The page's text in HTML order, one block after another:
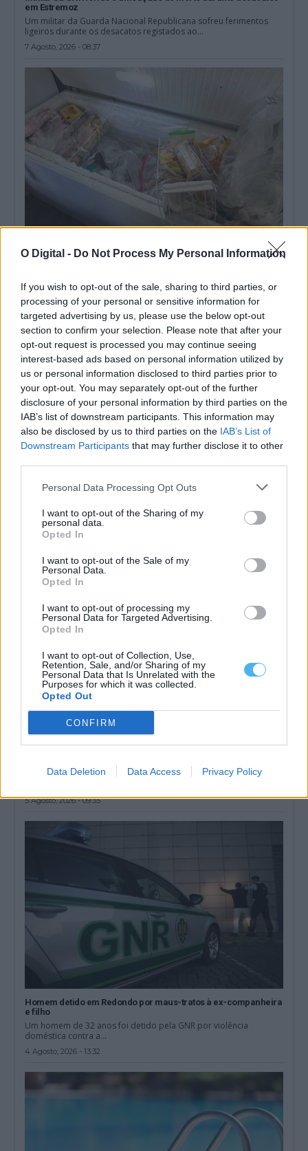
O Digital - Do Not Process My Personal Information
If you wish to opt-out of the sale, sharing to third parties, or
processing of your personal or sensitive information for
targeted advertising by us, please use the below opt-out
section to confirm your selection. Please note that after your
opt-out request is processed you may continue seeing
interest-based ads based on personal information utilized by
us or personal information disclosed to third parties prior to
your opt-out. You may separately opt-out of the further
disclosure of your personal information by third parties on the
IAB’s list of downstream participants. This information may
also be disclosed by us to third parties on the IAB’s List of
Downstream Participants that may further disclose it to other
Personal Data Processing Opt Outs
I want to opt-out of the Sharing of my
personal data.
Opted In
I want to opt-out of the Sale of my
Personal Data.
Opted In
I want to opt-out of processing my
Personal Data for Targeted Advertising.
Opted In
I want to opt-out of Collection, Use,
Retention, Sale, and/or Sharing of my
Personal Data that Is Unrelated with the
Purposes for which it was collected.
Opted Out
CONFIRM
Data Deletion Data Access Privacy Policy
em Estremoz
Um militar da Guarda Nacional Republicana sofreu ferimentos
ligeiros durante os desacatos registados ao...
7 Agosto, 2026 - 08:37
Fiscalização da GNR termina com encerramento de
restaurante em Abela (Santiago do cacém)
localidade de Abela, no concelho de...
6 Agosto, 2026 - 16:42
arma em Portalegre
O secretário de Estado Adjunto e da Administração Interna, Paulo
Simões Ribeiro, confirmou ao...
Um homem de 36 anos foi detido pela GNR por suspeita de
5 Agosto, 2026 - 09:35
Homem detido em Redondo por maus-tratos à ex-companheira
e filho
Um homem de 32 anos foi detido pela GNR por violência
doméstica contra a...
4 Agosto, 2026 - 13:32